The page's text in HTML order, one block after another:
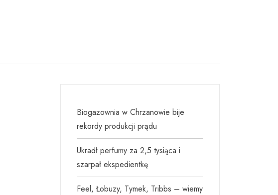
Biogazownia w Chrzanowie bije
rekordy produkcji prądu
Ukradł perfumy za 2,5 tysiąca i
szarpał ekspedientkę
Feel, Łobuzy, Tymek, Tribbs – wiemy